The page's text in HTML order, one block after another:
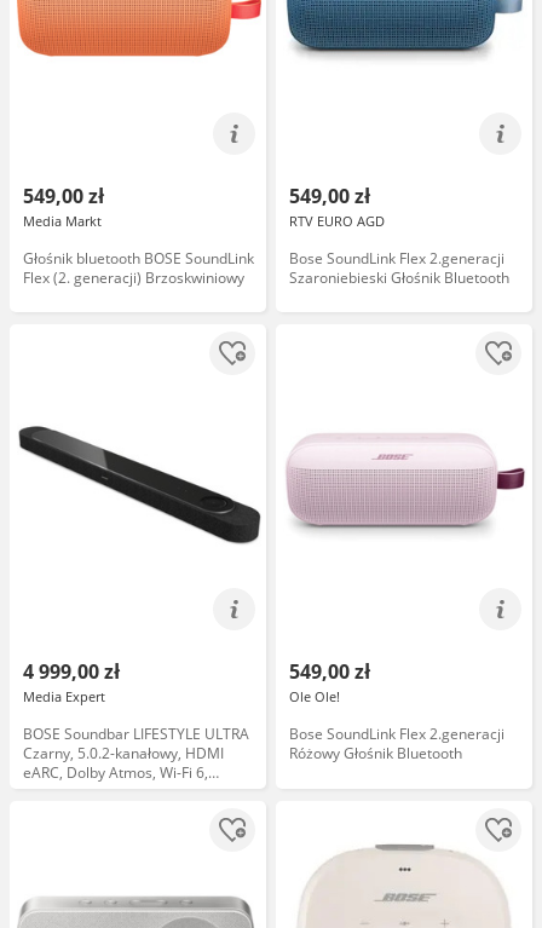
549,00 zł
Media Markt
Głośnik bluetooth BOSE SoundLink
Flex (2. generacji) Brzoskwiniowy
549,00 zł
RTV EURO AGD
Bose SoundLink Flex 2.generacji
Szaroniebieski Głośnik Bluetooth
4 999,00 zł
Media Expert
BOSE Soundbar LIFESTYLE ULTRA
Czarny, 5.0.2-kanałowy, HDMI
eARC, Dolby Atmos, Wi-Fi 6,
Bluetooth 5.3, AirPlay 2, Spotify
549,00 zł
Ole Ole!
Bose SoundLink Flex 2.generacji
Różowy Głośnik Bluetooth